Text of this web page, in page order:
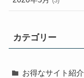
カテゴリー
お得なサイト紹介